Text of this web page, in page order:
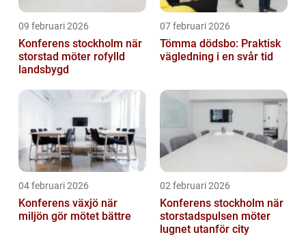
09 februari 2026
Konferens stockholm när
storstad möter rofylld
landsbygd
07 februari 2026
Tömma dödsbo: Praktisk
vägledning i en svår tid
04 februari 2026
Konferens växjö när
miljön gör mötet bättre
02 februari 2026
Konferens stockholm när
storstadspulsen möter
lugnet utanför city